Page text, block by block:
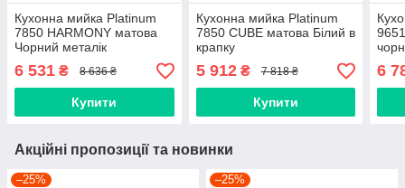
Кухонна мийка Platinum
7850 HARMONY матова
Чорний металік
6 531 ₴ 8 636 ₴
Купити
Кухонна мийка Platinum
7850 CUBE матова Білий в
крапку
5 912₴ 7 818 ₴
Купити
6
Акційні пропозиції та новинки
–25% –25%